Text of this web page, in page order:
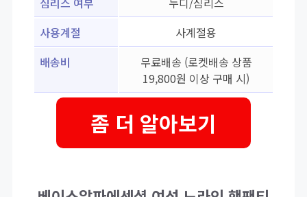
사용계절
사계절용
배송비
무료배송 (로켓배송 상품
19,800원 이상 구매 시)
좀 더 알아보기